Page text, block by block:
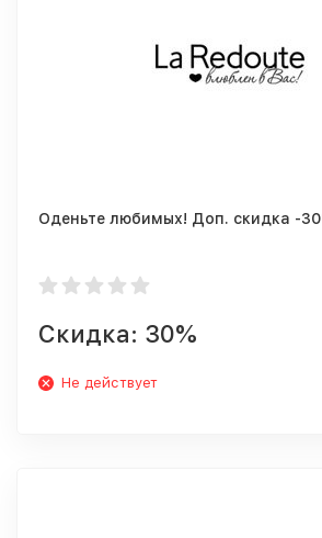
Оденьте любимых! Доп. скидка -
Скидка: 30%
Не действует